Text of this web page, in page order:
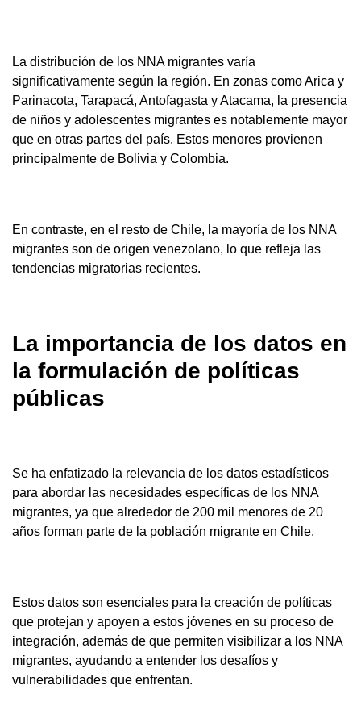
La distribución de los NNA migrantes varía
significativamente según la región. En zonas como Arica y
Parinacota, Tarapacá, Antofagasta y Atacama, la presencia
de niños y adolescentes migrantes es notablemente mayor
que en otras partes del país. Estos menores provienen
principalmente de Bolivia y Colombia.
En contraste, en el resto de Chile, la mayoría de los NNA
migrantes son de origen venezolano, lo que refleja las
tendencias migratorias recientes.
La importancia de los datos en
la formulación de políticas
públicas
Se ha enfatizado la relevancia de los datos estadísticos
para abordar las necesidades específicas de los NNA
migrantes, ya que alrededor de 200 mil menores de 20
años forman parte de la población migrante en Chile.
Estos datos son esenciales para la creación de políticas
que protejan y apoyen a estos jóvenes en su proceso de
integración, además de que permiten visibilizar a los NNA
migrantes, ayudando a entender los desafíos y
vulnerabilidades que enfrentan.